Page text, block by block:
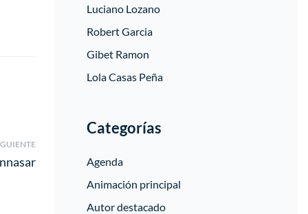
Luciano Lozano
Robert Garcia
Gibet Ramon
Lola Casas Peña
Categorías
Agenda
Animación principal
Autor destacado